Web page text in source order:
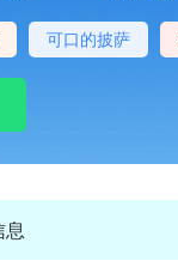
可口的披萨
息